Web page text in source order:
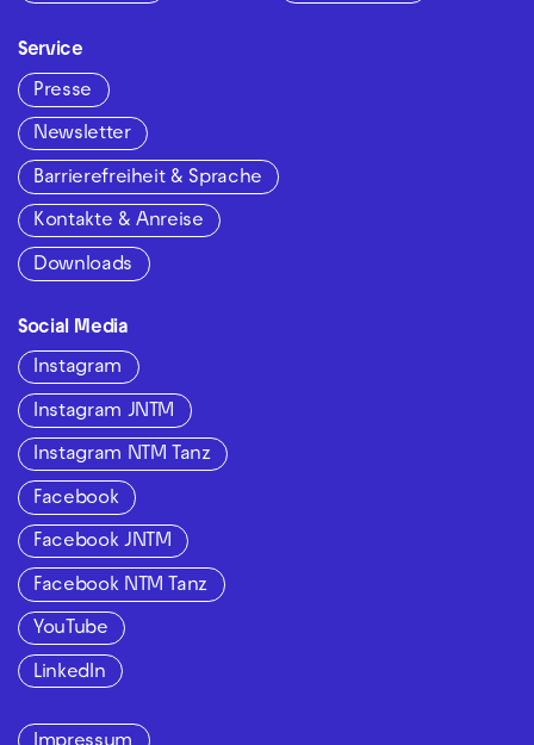
Service
Presse
Newsletter
Barrierefreiheit & Sprache
Kontakte & Anreise
Downloads
Social Media
Instagram
Instagram JNTM
Instagram NTM Tanz
Facebook
Facebook JNTM
Facebook NTM Tanz
YouTube
LinkedIn